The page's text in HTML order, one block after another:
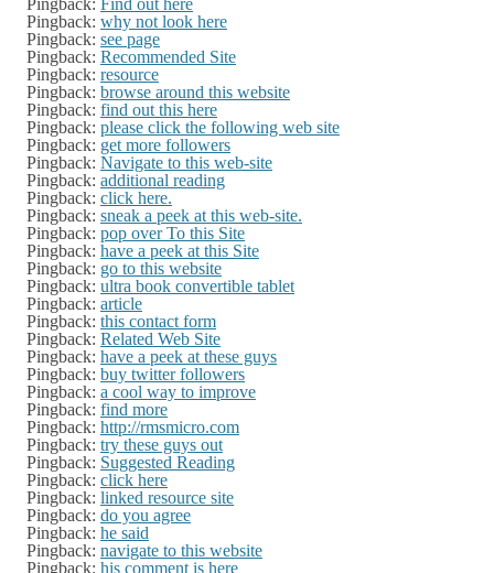
Pingback: why not look here
Pingback: see page
Pingback: Recommended Site
Pingback: resource
Pingback: browse around this website
Pingback: find out this here
Pingback: please click the following web site
Pingback: get more followers
Pingback: Navigate to this web-site
Pingback: additional reading
Pingback: click here.
Pingback: sneak a peek at this web-site.
Pingback: pop over To this Site
Pingback: have a peek at this Site
Pingback: go to this website
Pingback: ultra book convertible tablet
Pingback: article
Pingback: this contact form
Pingback: Related Web Site
Pingback: have a peek at these guys
Pingback: buy twitter followers
Pingback: a cool way to improve
Pingback: find more
Pingback: http://rmsmicro.com
Pingback: try these guys out
Pingback: Suggested Reading
Pingback: click here
Pingback: linked resource site
Pingback: do you agree
Pingback: he said
Pingback: navigate to this website
Pingback: his comment is here